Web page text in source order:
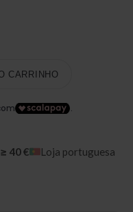
CARRINHO
≥ 40 €
Loja portuguesa